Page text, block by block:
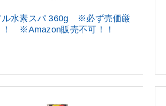
ル水素スパ 360g ※必ず売価厳
！ ※Amazon販売不可！！